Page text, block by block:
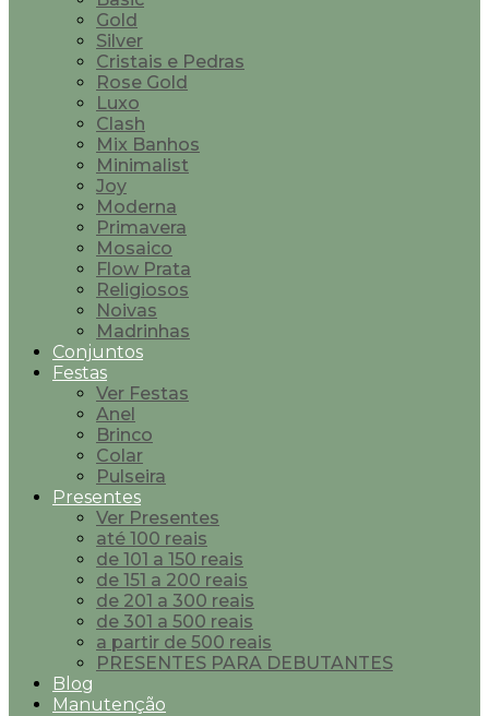
Gold
Silver
Cristais e Pedras
Rose Gold
Luxo
Clash
Mix Banhos
Minimalist
Joy
Moderna
Primavera
Mosaico
Flow Prata
Religiosos
Noivas
Madrinhas
Conjuntos
Festas
Ver Festas
Anel
Brinco
Colar
Pulseira
Presentes
Ver Presentes
até 100 reais
de 101 a 150 reais
de 151 a 200 reais
de 201 a 300 reais
de 301 a 500 reais
a partir de 500 reais
PRESENTES PARA DEBUTANTES
Blog
Manutenção